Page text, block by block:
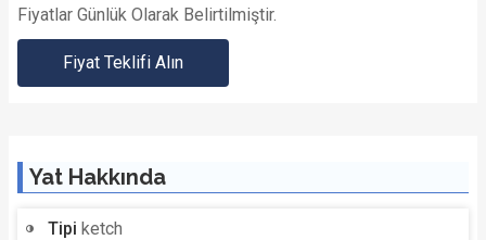
Fiyatlar Günlük Olarak Belirtilmiştir.
Fiyat Teklifi Alın
Yat Hakkında
Tipi ketch